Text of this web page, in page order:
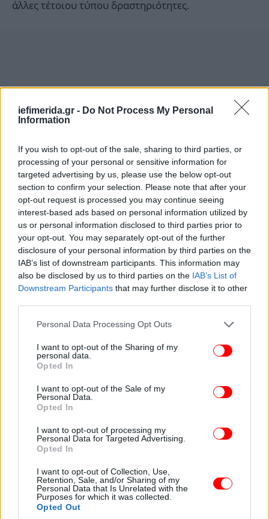
iefimerida.gr - Do Not Process My Personal
Information
If you wish to opt-out of the sale, sharing to third parties, or
processing of your personal or sensitive information for
targeted advertising by us, please use the below opt-out
section to confirm your selection. Please note that after your
opt-out request is processed you may continue seeing
interest-based ads based on personal information utilized by
us or personal information disclosed to third parties prior to
your opt-out. You may separately opt-out of the further
disclosure of your personal information by third parties on the
IAB’s list of downstream participants. This information may
also be disclosed by us to third parties on the IAB’s List of
Downstream Participants that may further disclose it to other
Please note that this website/app uses one or more Google
not limited to your visit or usage behaviour. You may click to
grant or deny consent to Google and its third-party tags to
use your data for below specified purposes in below Google
consent section.
Personal Data Processing Opt Outs
I want to opt-out of the Sharing of my
personal data.
Opted In
I want to opt-out of the Sale of my
Personal Data.
Opted In
I want to opt-out of processing my
Personal Data for Targeted Advertising.
Opted In
I want to opt-out of Collection, Use,
Retention, Sale, and/or Sharing of my
Personal Data that Is Unrelated with the
Purposes for which it was collected.
Opted Out
άλλες τέτοιου τύπου δραστηριότητες.
Είναι γνωστό και αδιαμφισβήτητο ότι όλα τα
χρόνια κατά τη θητεία μου στην πολιτική
υπηρέτησα με πίστη τη Διαφάνεια, τη Νομιμότητα
και το Δημόσιο Συμφέρον. Γι’ αυτό και δεν
φοβήθηκα ποτέ τις έντονες πολιτικές
αντιπαραθέσεις και συγκρούσεις με τους
αντιπάλους μου.
Είχα και έχω διαρκώς ανοιχτό μέτωπο
μορφή μαύρου χρήματος, ενάντια σε άνομα
συμφέροντα και γκρίζες ζώνες στη Δημόσια ζωή και
πάντα ενάντια στις OFFSHORE εταιρείες.
5. Αυτές οι πολιτικές θέσεις μου είναι δημόσια
γνωστές όπως και οι αντίστοιχες πράξεις μου.
Ενδεικτικά αναφέρω ορισμένες.
Ασφαλώς και όλοι θυμούνται τις τεκμηριωμένες
αποκαλύψεις και τις δικαιωμένες καταγγελίες μου
στη Δικαιοσύνη και τις πολυετείς συγκρούσεις μου
στην Βουλή και στα ΜΜΕ για την περιβόητη